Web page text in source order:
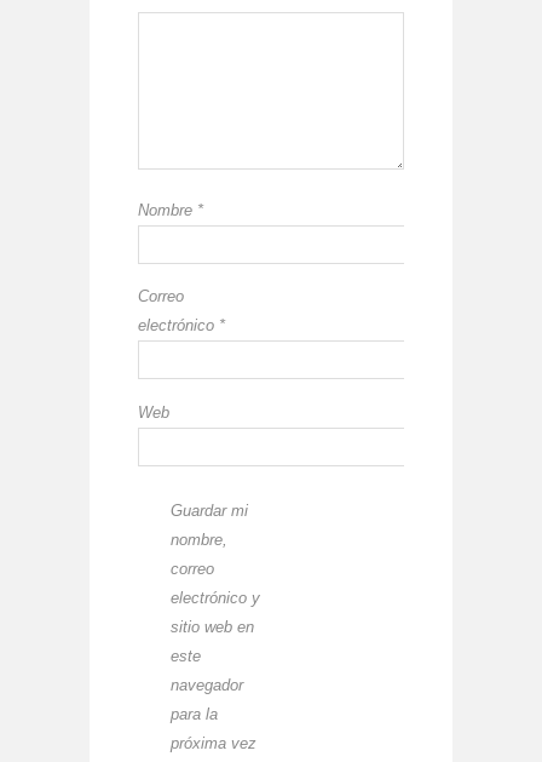
Nombre *
Correo
electrónico *
Web
Guardar mi
nombre,
correo
electrónico y
sitio web en
este
navegador
para la
próxima vez